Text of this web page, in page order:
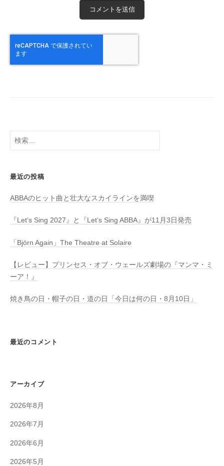
検
最近の投稿
ABBAのヒット曲と壮大なスカイラインを満喫
『Let’s Sing 2027』と『Let’s Sing ABBA』が11月3日発売
「Björn Again」The Theatre at Solaire
【レビュー】プリンセス・オブ・ウェールズ劇場の『マンマ・ミ
ーア！』
焼き鳥の日・帽子の日・道の日「今日は何の日・8月10日」
最近のコメント
アーカイブ
2026年8月
2026年7月
2026年6月
2026年5月